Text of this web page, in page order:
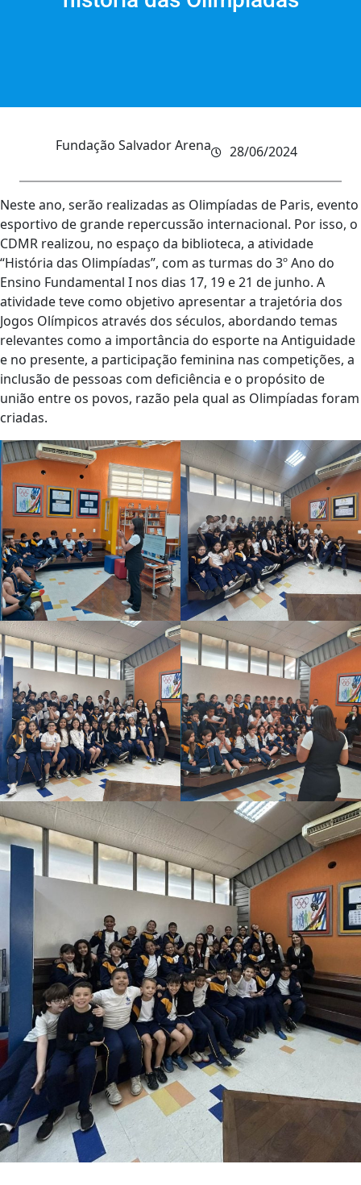
Fundação Salvador Arena 28/06/2024
Neste ano, serão realizadas as Olimpíadas de Paris, evento
esportivo de grande repercussão internacional. Por isso, o
CDMR realizou, no espaço da biblioteca, a atividade
“História das Olimpíadas”, com as turmas do 3º Ano do
Ensino Fundamental I nos dias 17, 19 e 21 de junho. A
atividade teve como objetivo apresentar a trajetória dos
Jogos Olímpicos através dos séculos, abordando temas
relevantes como a importância do esporte na Antiguidade
e no presente, a participação feminina nas competições, a
inclusão de pessoas com deficiência e o propósito de
união entre os povos, razão pela qual as Olimpíadas foram
criadas.